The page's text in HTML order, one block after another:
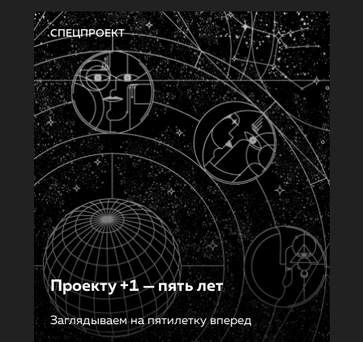
СПЕЦПРОЕКТ
Проекту +1 — пять лет
Заглядываем на пятилетку вперед